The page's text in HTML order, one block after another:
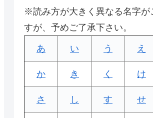
※読み方が大きく異なる名字が
すが、予めご了承下さい。
あ い う え
か き く け
さ し す せ